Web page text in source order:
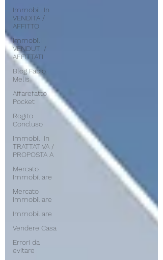
Immobili In
VENDITA /
AFFITTO
Immobili
VENDUTI /
AFFITTATI
Blog Fabio
Melis
Affarefatto
Pocket
Rogito
Concluso
Immobili In
TRATTATIVA /
PROPOSTA A
Mercato
Immobiliare
Mercato
Immobiliare
Immobiliare
Vendere Casa
Errori da
evitare